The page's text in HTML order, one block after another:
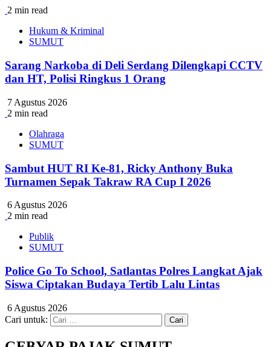
2 min read
Hukum & Kriminal
SUMUT
Sarang Narkoba di Deli Serdang Dilengkapi CCTV
dan HT, Polisi Ringkus 1 Orang
7 Agustus 2026
2 min read
Olahraga
SUMUT
Sambut HUT RI Ke-81, Ricky Anthony Buka
Turnamen Sepak Takraw RA Cup I 2026
6 Agustus 2026
2 min read
Publik
SUMUT
Police Go To School, Satlantas Polres Langkat Ajak
Siswa Ciptakan Budaya Tertib Lalu Lintas
6 Agustus 2026
Cari untuk: